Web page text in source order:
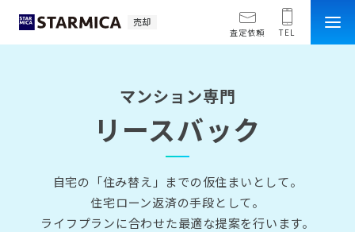
売却
査定依頼 TEL
マンション専門
リースバック
自宅の「住み替え」までの仮住まいとして。
住宅ローン返済の手段として。
ライフプランに合わせた最適な提案を行います。